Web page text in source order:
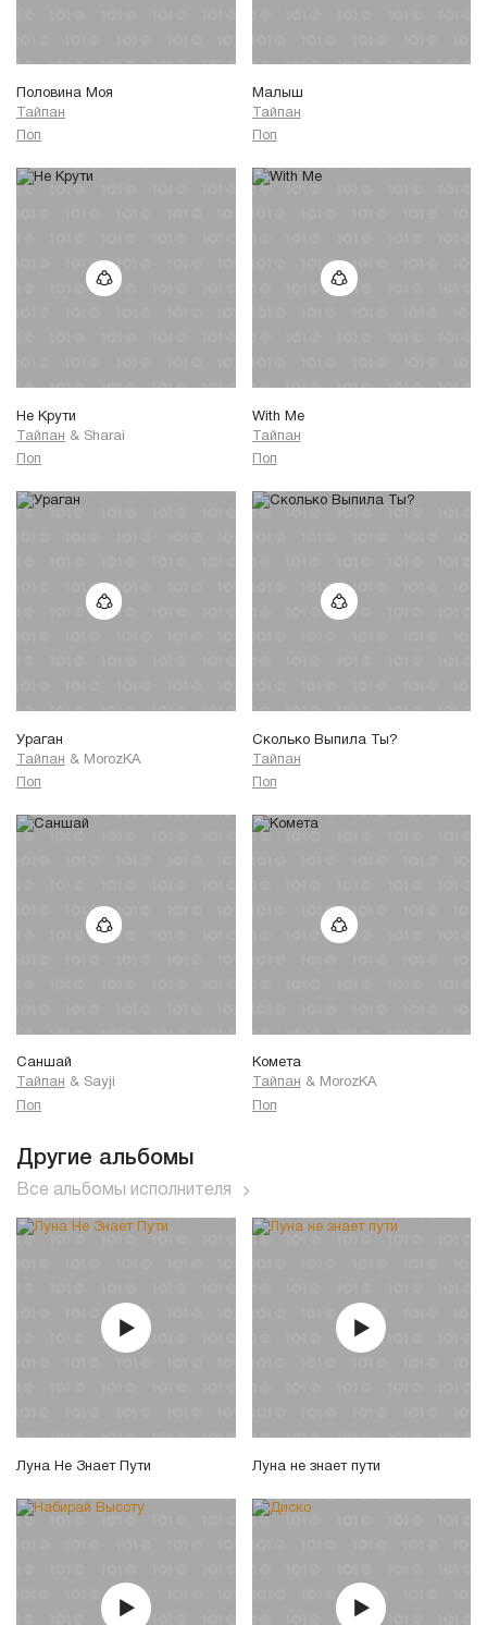
Половина Моя
Тайпан
Поп
Малыш
Тайпан
Поп
Не Крути
Тайпан & Sharai
Поп
With Me
Тайпан
Поп
Ураган
Тайпан & MorozKA
Поп
Сколько Выпила Ты?
Тайпан
Поп
Саншай
Тайпан & Sayji
Поп
Комета
Тайпан & MorozKA
Поп
Другие альбомы
Все альбомы исполнителя
Луна Не Знает Пути Луна не знает пути